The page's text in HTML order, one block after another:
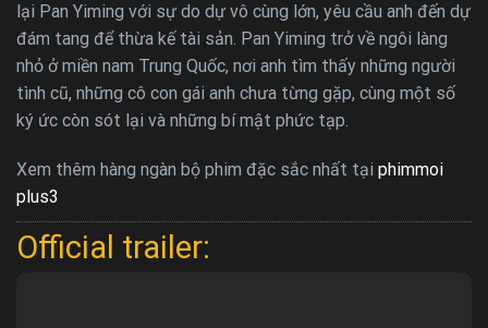
lại Pan Yiming với sự do dự vô cùng lớn, yêu cầu anh đến dự
đám tang để thừa kế tài sản. Pan Yiming trở về ngôi làng
nhỏ ở miền nam Trung Quốc, nơi anh tìm thấy những người
tình cũ, những cô con gái anh chưa từng gặp, cùng một số
ký ức còn sót lại và những bí mật phức tạp.
Xem thêm hàng ngàn bộ phim đặc sắc nhất tại phimmoi
plus3
Official trailer: